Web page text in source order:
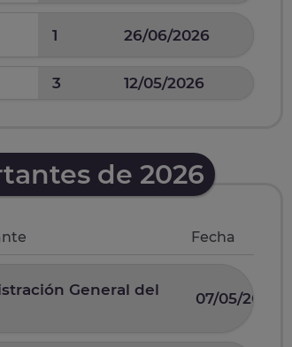
1 26/06/2026
3 12/05/2026
de 2026
Fecha
General del
07/05/2026